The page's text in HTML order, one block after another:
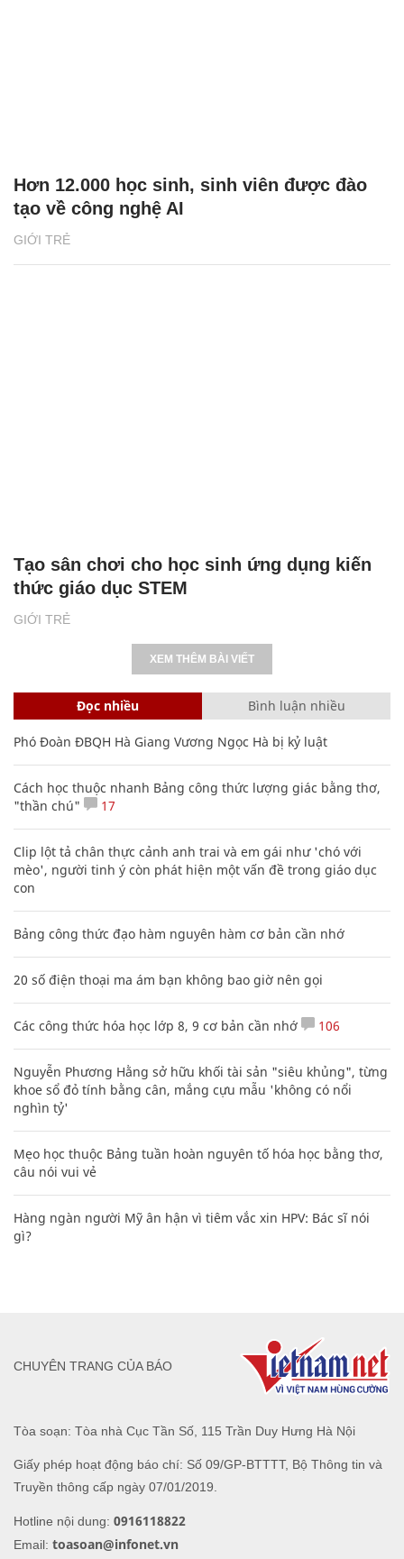
GIỚI TRẺ
Hơn 12.000 học sinh, sinh viên được đào
tạo về công nghệ AI
GIỚI TRẺ
Tạo sân chơi cho học sinh ứng dụng kiến
thức giáo dục STEM
XEM THÊM BÀI VIẾT
Đọc nhiều Bình luận nhiều
Phó Đoàn ĐBQH Hà Giang Vương Ngọc Hà bị kỷ luật
Cách học thuộc nhanh Bảng công thức lượng giác bằng thơ,
"thần chú"
17
Clip lột tả chân thực cảnh anh trai và em gái như 'chó với
mèo', người tinh ý còn phát hiện một vấn đề trong giáo dục
con
Bảng công thức đạo hàm nguyên hàm cơ bản cần nhớ
20 số điện thoại ma ám bạn không bao giờ nên gọi
Các công thức hóa học lớp 8, 9 cơ bản cần nhớ 106
Nguyễn Phương Hằng sở hữu khối tài sản "siêu khủng", từng
khoe sổ đỏ tính bằng cân, mắng cựu mẫu 'không có nổi
nghìn tỷ'
Mẹo học thuộc Bảng tuần hoàn nguyên tố hóa học bằng thơ,
câu nói vui vẻ
Hàng ngàn người Mỹ ân hận vì tiêm vắc xin HPV: Bác sĩ nói
gì?
Tòa soạn: Tòa nhà Cục Tần Số, 115 Trần Duy Hưng Hà Nội
Giấy phép hoạt động báo chí: Số 09/GP-BTTTT, Bộ Thông tin và
Truyền thông cấp ngày 07/01/2019.
Hotline nội dung: 0916118822
Email: toasoan@infonet.vn
CHUYÊN TRANG CỦA BÁO